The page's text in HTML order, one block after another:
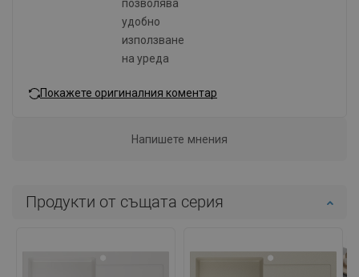
позволява
удобно
използване
на уреда
Покажете оригиналния коментар
Напишете мнения
Продукти от същата серия